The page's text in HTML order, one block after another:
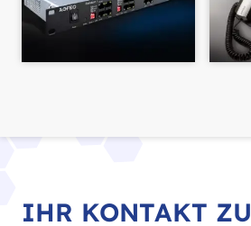
IHR KONTAKT ZU